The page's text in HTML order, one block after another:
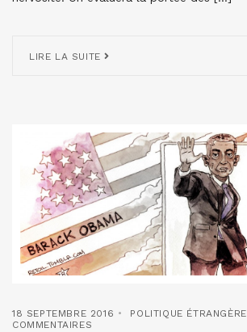
LIRE LA SUITE
18 SEPTEMBRE 2016 POLITIQUE ÉTRANGÈRE
COMMENTAIRES